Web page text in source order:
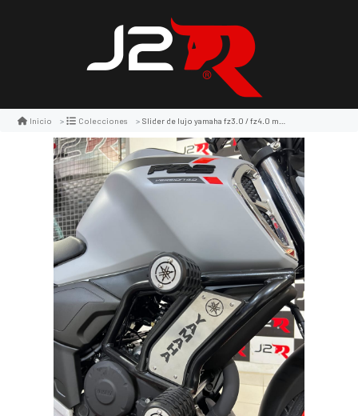
Inicio Colecciones Slider de lujo yamaha fz3.0 / fz4.0 m3 -lm